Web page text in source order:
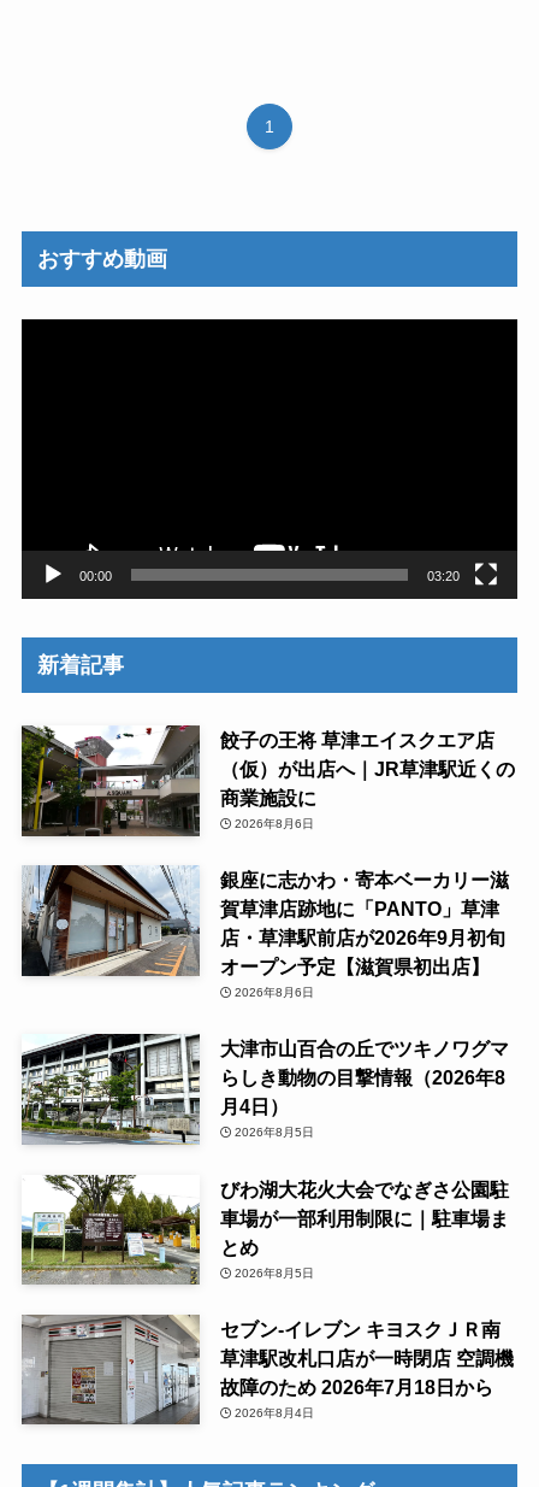
1
おすすめ動画
00:00 03:20
新着記事
餃子の王将 草津エイスクエア店
（仮）が出店へ｜JR草津駅近くの
商業施設に
2026年8月6日
銀座に志かわ・寄本ベーカリー滋
賀草津店跡地に「PANTO」草津
店・草津駅前店が2026年9月初旬
オープン予定【滋賀県初出店】
2026年8月6日
大津市山百合の丘でツキノワグマ
らしき動物の目撃情報（2026年8
月4日）
2026年8月5日
びわ湖大花火大会でなぎさ公園駐
車場が一部利用制限に｜駐車場ま
とめ
2026年8月5日
セブン-イレブン キヨスクＪＲ南
草津駅改札口店が一時閉店 空調機
故障のため 2026年7月18日から
2026年8月4日